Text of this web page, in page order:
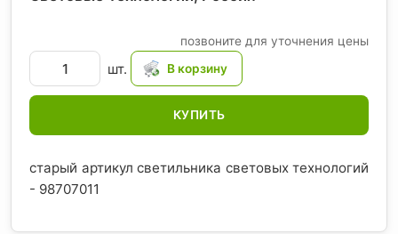
позвоните для уточнения цены
шт.
КУПИТЬ
старый артикул светильника световых технологий
- 98707011